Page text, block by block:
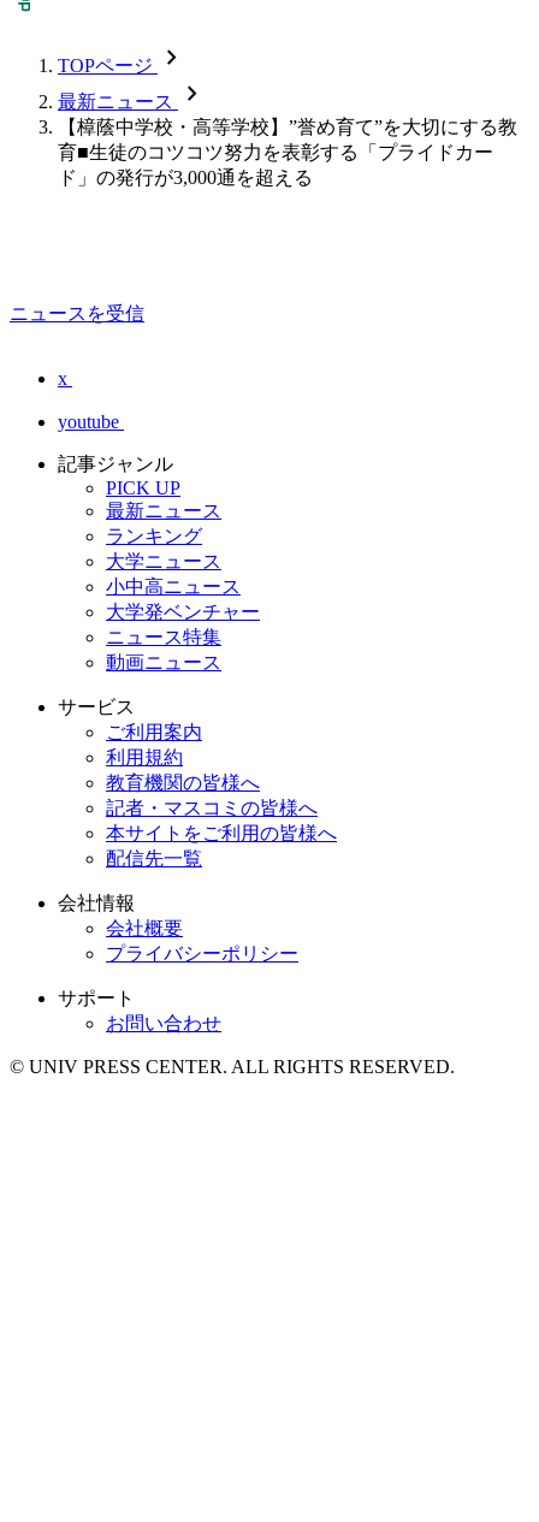
TOPページ chevron_forward
最新ニュース chevron_forward
【樟蔭中学校・高等学校】”誉め育て”を大切にする教
育■生徒のコツコツ努力を表彰する「プライドカー
ド」の発行が3,000通を超える
ニュースを受信
x
youtube
記事ジャンル
PICK UP
最新ニュース
ランキング
大学ニュース
小中高ニュース
大学発ベンチャー
ニュース特集
動画ニュース
サービス
ご利用案内
利用規約
教育機関の皆様へ
記者・マスコミの皆様へ
本サイトをご利用の皆様へ
配信先一覧
会社情報
会社概要
プライバシーポリシー
サポート
お問い合わせ
© UNIV PRESS CENTER. ALL RIGHTS RESERVED.